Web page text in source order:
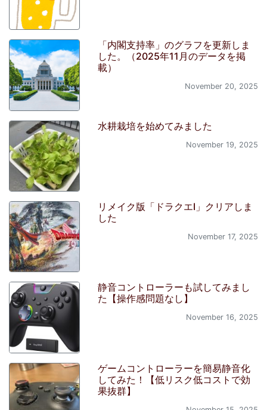
「内閣支持率」のグラフを更新しま
した。（2025年11月のデータを掲
載）
November 20, 2025
水耕栽培を始めてみました
November 19, 2025
リメイク版「ドラクエI」クリアしま
した
November 17, 2025
静音コントローラーも試してみまし
た【操作感問題なし】
November 16, 2025
ゲームコントローラーを簡易静音化
してみた！【低リスク低コストで効
果抜群】